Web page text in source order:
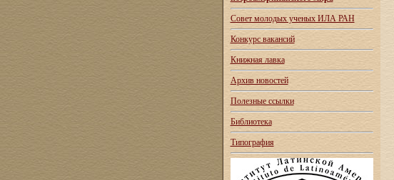
Совет молодых ученых ИЛА РАН
Конкурс вакансий
Книжная лавка
Архив новостей
Полезные ссылки
Библиотека
Типография